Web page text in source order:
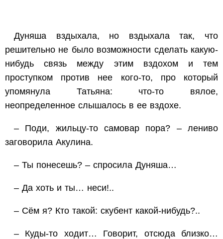
Дуняша вздыхала, но вздыхала так, что
решительно не было возможности сделать какую-
нибудь связь между этим вздохом и тем
проступком против нее кого-то, про который
упомянула Татьяна: что-то вялое,
неопределенное слышалось в ее вздохе.
– Поди, жильцу-то самовар пора? – лениво
заговорила Акулина.
– Ты понесешь? – спросила Дуняша…
– Да хоть и ты… неси!..
– Сём я? Кто такой: скубент какой-нибудь?..
– Куды-то ходит… Говорит, отсюда близко…